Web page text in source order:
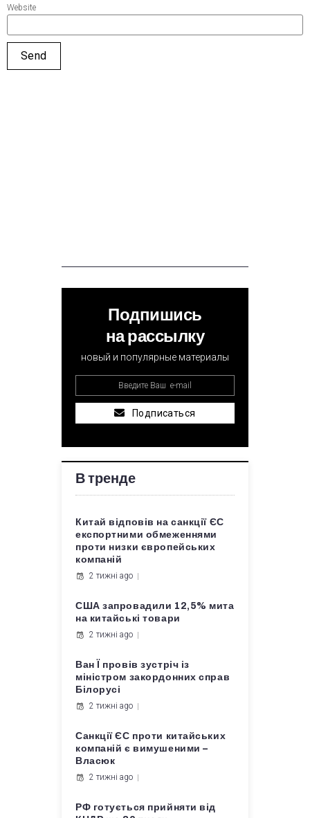
Website
Подпишись
на рассылку
новый и популярные материалы
Подписаться
В тренде
Китай відповів на санкції ЄС
експортними обмеженнями
проти низки європейських
компаній
2 тижні ago
США запровадили 12,5% мита
на китайські товари
2 тижні ago
Ван Ї провів зустріч із
міністром закордонних справ
Білорусі
2 тижні ago
Санкції ЄС проти китайських
компаній є вимушеними –
Власюк
2 тижні ago
РФ готується прийняти від